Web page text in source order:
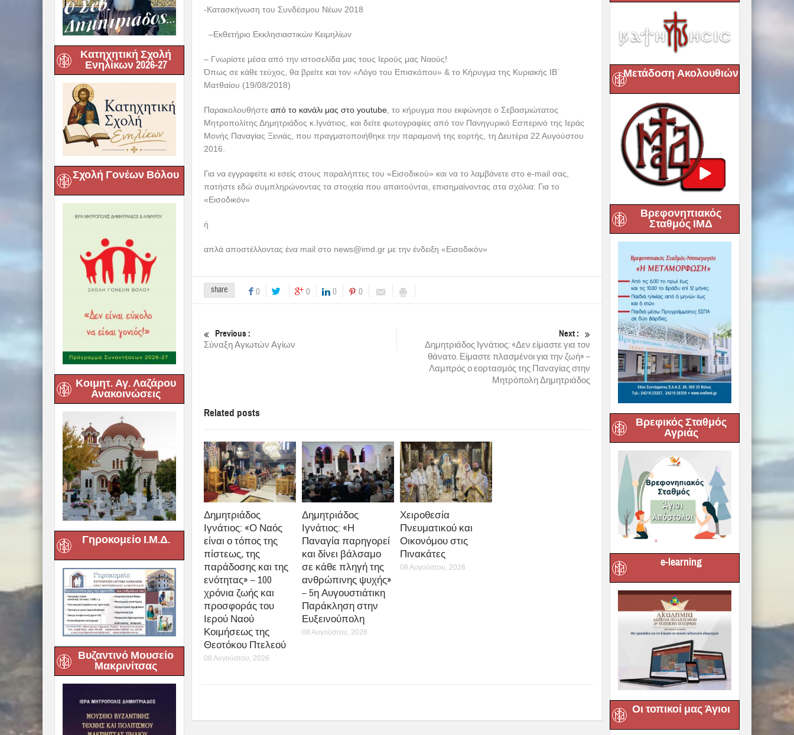
Κατηχητική Σχολή
Ενηλίκων 2026-27
Σχολή Γονέων Βόλου
Κοιμητ. Αγ. Λαζάρου
Ανακοινώσεις
Γηροκομείο Ι.Μ.Δ.
Βυζαντινό Μουσείο
Μακρινίτσας
-Κατασκήνωση του Συνδέσμου Νέων 2018
–Εκθετήριο Εκκλησιαστικών Κειμηλίων
– Γνωρίστε μέσα από την ιστοσελίδα μας τους Ιερούς μας Ναούς!
Όπως σε κάθε τεύχος, θα βρείτε και τον «Λόγο του Επισκόπου» & το Κήρυγμα της Κυριακής IB΄
Ματθαίου (19/08/2018)
Παρακολουθήστε από το κανάλι μας στο youtube, το κήρυγμα που εκφώνησε ο Σεβασμιώτατος
Μητροπολίτης Δημητριάδος κ.Ιγνάτιος, και δείτε φωτογραφίες από τον Πανηγυρικό Εσπερινό της Ιεράς
Μονής Παναγίας Ξενιάς, που πραγματοποιήθηκε την παραμονή της εορτής, τη Δευτέρα 22 Αυγούστου
2016.
Για να εγγραφείτε κι εσείς στους παραλήπτες του «Εισοδικού» και να το λαμβάνετε στο e-mail σας,
πατήστε εδώ συμπληρώνοντας τα στοιχεία που απαιτούνται, επισημαίνοντας στα σχόλια: Για το
«Εισοδικόν»
ή
απλά αποστέλλοντας ένα mail στο news@imd.grμε την ένδειξη «Εισοδικόν»
share 0 0 0 0
Previous :
Σύναξη Αγιωτών Αγίων
Next :
Δημητριάδος Ιγνάτιος: «Δεν είμαστε για τον
θάνατο. Είμαστε πλασμένοι για την ζωή» –
Λαμπρός ο εορτασμός της Παναγίας στην
Μητρόπολη Δημητριάδος
Related posts
Δημητριάδος
Ιγνάτιος: «Ο Ναός
είναι ο τόπος της
πίστεως, της
παράδοσης και της
ενότητας» – 100
χρόνια ζωής και
προσφοράς του
Ιερού Ναού
Κοιμήσεως της
Θεοτόκου Πτελεού
08 Αυγούστου, 2026
Δημητριάδος
Ιγνάτιος: «Η
Παναγία παρηγορεί
και δίνει βάλσαμο
σε κάθε πληγή της
ανθρώπινης ψυχής»
– 5η Αυγουστιάτικη
Παράκληση στην
Ευξεινούπολη
08 Αυγούστου, 2026
Χειροθεσία
Πνευματικού και
Οικονόμου στις
Πινακάτες
08 Αυγούστου, 2026
Μετάδοση Ακολουθιών
Βρεφονηπιακός
Σταθμός ΙΜΔ
Βρεφικός Σταθμός
Αγριάς
e-learning
Οι τοπικοί μας Άγιοι